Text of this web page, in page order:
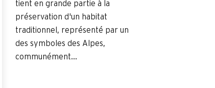
tient en grande partie à la
préservation d'un habitat
traditionnel, représenté par un
des symboles des Alpes,
communément...